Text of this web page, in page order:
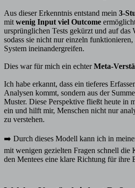
Aus dieser Erkenntnis entstand mein 3-
mit wenig Input viel Outcome
ursprünglichen Tests gekürzt und auf das
sodass sie nicht nur einzeln
System ineinandergreifen.
Dies war für mich ein echterMeta-
Ich habe erkannt, dass ein tieferes
Analysen kommt, sondern aus der
Muster. Diese Perspektive fließt heute in
ein und hilft mir, Menschen nicht nur
zu verstehen.
➡️ Durch dieses Modell kann ich in
mit wenigen gezielten Fragen schnell die
den Mentees eine klare Richtung für ihre